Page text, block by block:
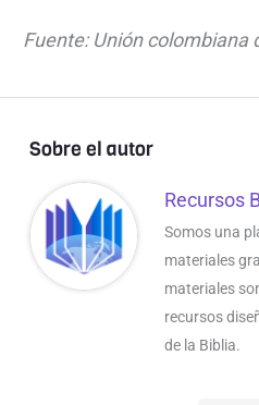
Fuente: Unión colombiana
Sobre el autor
Recursos
Somos una
materiales
materiales
recursos
de la Biblia.